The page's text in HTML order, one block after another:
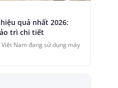
quả nhất 2026:
trì chi tiết
Nam đang sử dụng máy